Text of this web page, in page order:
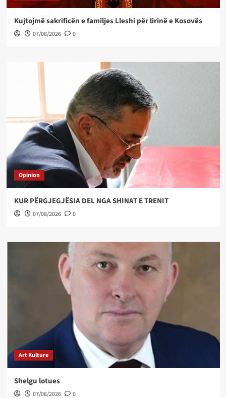
Kujtojmë sakrificën e familjes Lleshi për lirinë e Kosovës
07/08/2026 0
Opinion
KUR PËRGJEGJËSIA DEL NGA SHINAT E TRENIT
07/08/2026 0
Art Kulture
Shelgu lotues
07/08/2026 0